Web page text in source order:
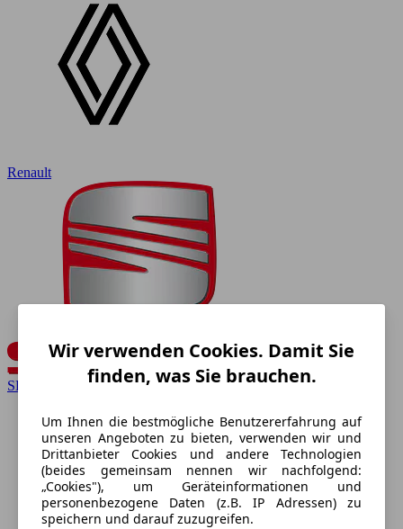
Renault
SEAT
Wir verwenden Cookies. Damit Sie
finden, was Sie brauchen.
Um Ihnen die bestmögliche Benutzererfahrung auf
unseren Angeboten zu bieten, verwenden wir und
Drittanbieter Cookies und andere Technologien
(beides gemeinsam nennen wir nachfolgend:
„Cookies"), um Geräteinformationen und
personenbezogene Daten (z.B. IP Adressen) zu
speichern und darauf zuzugreifen.